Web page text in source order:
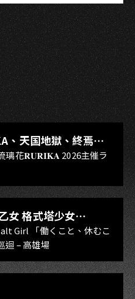
、天国地獄、終焉
、無我夢中、花奏
璃花𝐑𝐔𝐑𝐈𝐊𝐀 2026主催ラ
女 格式塔少女
Girl 「働くこと、休むこ
迴 – 高雄場